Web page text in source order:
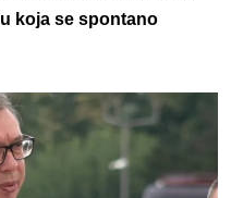
koja se spontano